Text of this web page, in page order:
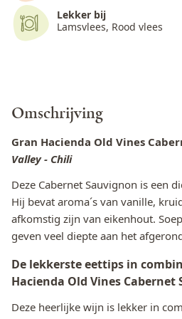
Lekker bij
Lamsvlees, Rood vlees
Omschrijving
Gran Hacienda Old Vines
Valley - Chili
Deze Cabernet Sauvignon is een
Hij bevat aroma´s van vanille,
afkomstig zijn van eikenhout.
geven veel diepte aan het
De lekkerste eettips in
Hacienda Old Vines Cabernet
Deze heerlijke wijn is lekker in